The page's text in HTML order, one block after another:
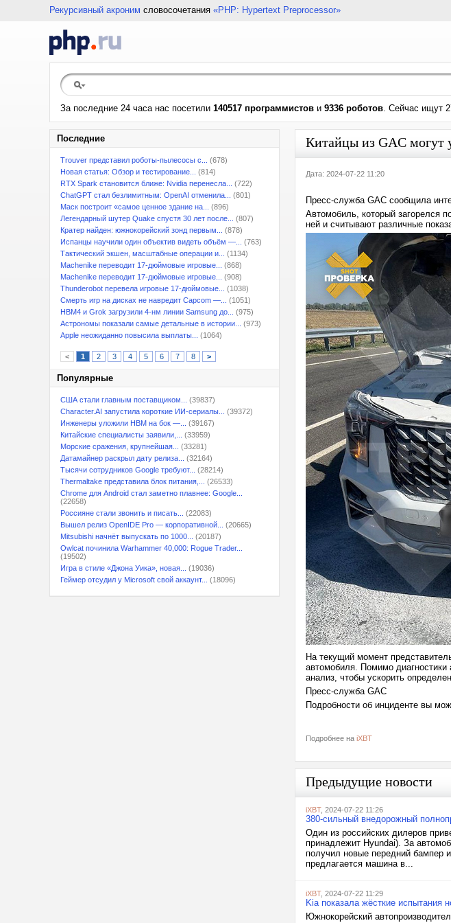
Рекурсивный акроним словосочетания «PHP: Hypertext Preprocessor»
За последние 24 часа нас посетили 140517 программистов и 9336 роботов. Сейчас ищут
Последние
Trouver представил роботы-пылесосы с...
(678)
Новая статья: Обзор и тестирование...
(814)
RTX Spark становится ближе: Nvidia перенесла...
(722)
ChatGPT стал безлимитным: OpenAI отменила...
(801)
Маск построит «самое ценное здание на...
(896)
Легендарный шутер Quake спустя 30 лет после...
(807)
Кратер найден: южнокорейский зонд первым...
(878)
Испанцы научили один объектив видеть объём —...
(763)
Тактический экшен, масштабные операции и...
(1134)
Machenike переводит 17-дюймовые игровые...
(868)
Machenike переводит 17-дюймовые игровые...
(908)
Thunderobot перевела игровые 17-дюймовые...
(1038)
Смерть игр на дисках не навредит Capcom —...
(1051)
HBM4 и Grok загрузили 4-нм линии Samsung до...
(975)
Астрономы показали самые детальные в истории...
(973)
Apple неожиданно повысила выплаты...
(1064)
< 1 2 3 4 5 6 7 8 >
Популярные
США стали главным поставщиком...
(39837)
Character.AI запустила короткие ИИ-сериалы...
(39372)
Инженеры уложили HBM на бок —...
(39167)
Китайские специалисты заявили,...
(33959)
Морские сражения, крупнейшая...
(33281)
Датамайнер раскрыл дату релиза...
(32164)
Тысячи сотрудников Google требуют...
(28214)
Thermaltake представила блок питания,...
(26533)
Chrome для Android стал заметно плавнее: Google...
(22658)
Россияне стали звонить и писать...
(22083)
Вышел релиз OpenIDE Pro — корпоративной...
(20665)
Mitsubishi начнёт выпускать по 1000...
(20187)
Owlcat починила Warhammer 40,000: Rogue Trader...
(19502)
Игра в стиле «Джона Уика», новая...
(19036)
Геймер отсудил у Microsoft свой аккаунт...
(18096)
Китайцы из GAC могут
Дата: 2024-07-22 11:20
Пресс-служба GAC сообщила
Автомобиль, который загорелся
ней и считывают различные
На текущий момент
автомобиля. Помимо диагностики
анализ, чтобы ускорить
Пресс-служба GAC
Подробности об инциденте вы
Подробнее на iXBT
Предыдущие новости
iXBT, 2024-07-22 11:26
380-сильный внедорожный
Один из российских дилеров
принадлежит Hyundai). За
получил новые передний бампер
предлагается машина в...
iXBT, 2024-07-22 11:29
Kia показала жёсткие испытания
Южнокорейский